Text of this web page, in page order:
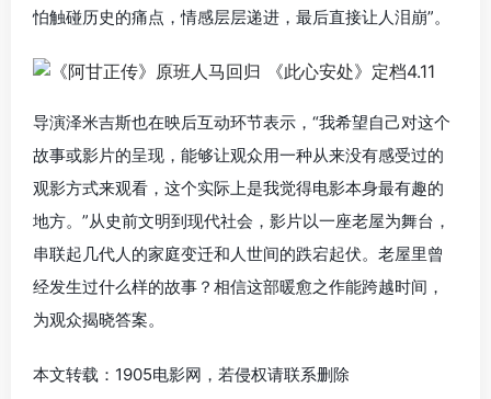
怕触碰历史的痛点，情感层层递进，最后直接让人泪崩”。
导演泽米吉斯也在映后互动环节表示，“我希望自己对这个
故事或影片的呈现，能够让观众用一种从来没有感受过的
观影方式来观看，这个实际上是我觉得电影本身最有趣的
地方。”从史前文明到现代社会，影片以一座老屋为舞台，
串联起几代人的家庭变迁和人世间的跌宕起伏。老屋里曾
经发生过什么样的故事？相信这部暖愈之作能跨越时间，
为观众揭晓答案。
本文转载：1905电影网，若侵权请联系删除